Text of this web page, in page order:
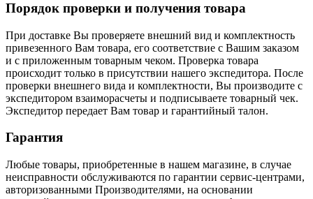
Порядок проверки и получения товара
При доставке Вы проверяете внешний вид и комплектность
привезенного Вам товара, его соответствие с Вашим заказом
и с приложенным товарным чеком. Проверка товара
происходит только в присутствии нашего экспедитора. После
проверки внешнего вида и комплектности, Вы производите с
экспедитором взаиморасчеты и подписываете товарный чек.
Экспедитор передает Вам товар и гарантийный талон.
Гарантия
Любые товары, приобретенные в нашем магазине, в случае
неисправности обслуживаются по гарантии сервис-центрами,
авторизованными Производителями, на основании